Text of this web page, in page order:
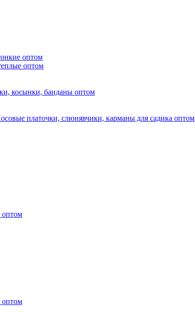
оптом
оптом
косынки, банданы оптом
платочки, слюнявчики, карманы для садика оптом
оптом
оптом